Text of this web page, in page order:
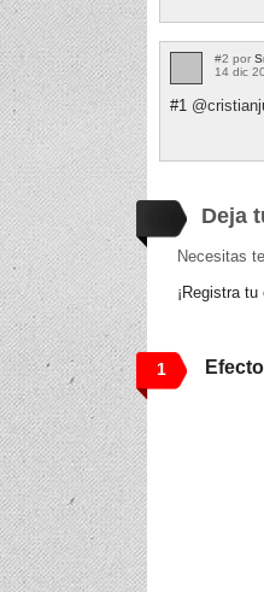
#2 por
14 dic
#1
Deja
Necesitas
¡Registra
1